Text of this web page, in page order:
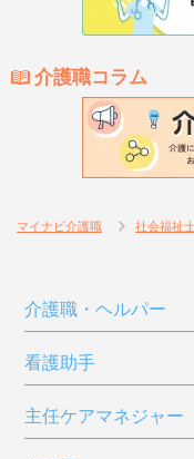
介護職コラム
マイナビ介護職 社会福祉
介護職・ヘルパー
看護助手
主任ケアマネジャー